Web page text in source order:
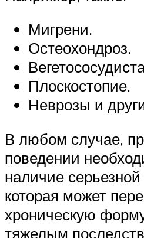
Мигрени.
Остеохондроз.
Плоскостопие.
Неврозы и
В любом случае,
поведении
наличие
которая может
хроническую
тяжелым